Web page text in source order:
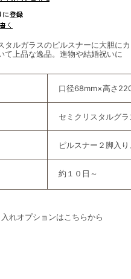
タルガラスのピルスナーに大胆に
て上品な逸品。進物や結婚祝いに
口径68mm×高さ
セミクリスタルグラ
ピルスナー２脚入
約１０日～
れオプションはこちらから